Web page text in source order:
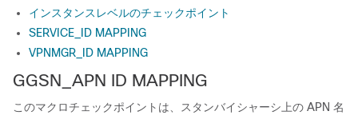
インスタンスレベルのチェックポイント
SERVICE_ID MAPPING
VPNMGR_ID MAPPING
GGSN_APN ID MAPPING
このマクロチェックポイントは、スタンバイシャーシ上の APN 名